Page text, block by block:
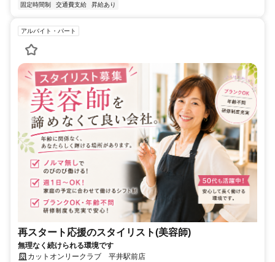
固定時間制 交通費支給 昇給あり
アルバイト・パート
再スタート応援のスタイリスト(美容師)
無理なく続けられる環境です
カットオンリークラブ 平井駅前店